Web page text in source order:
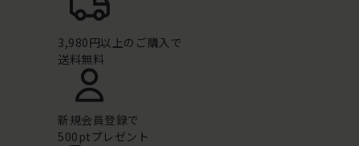
3,980円以上のご購入で
送料無料
新規会員登録で
500ptプレゼント